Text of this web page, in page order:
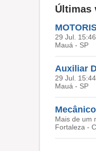
Últimas
29 Jul. 15:46
Mauá - SP
Auxiliar
29 Jul. 15:44
Mauá - SP
Mais de um
Fortaleza -